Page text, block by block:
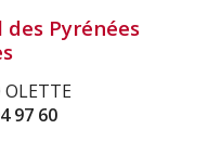
Pyrénées
97 60